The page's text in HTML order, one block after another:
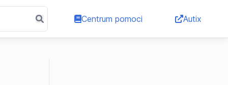
Centrum pomoci Autix